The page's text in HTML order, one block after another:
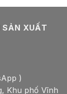
SẢN XUẤT
)
Khu phố Vĩnh